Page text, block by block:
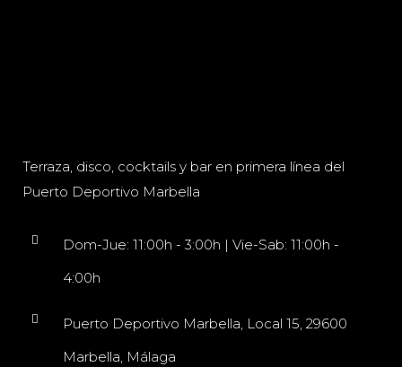
Terraza, disco, cocktails y bar en primera línea del
Puerto Deportivo Marbella
Dom-Jue: 11:00h - 3:00h | Vie-Sab: 11:00h -
4:00h
Puerto Deportivo Marbella, Local 15, 29600
Marbella, Málaga